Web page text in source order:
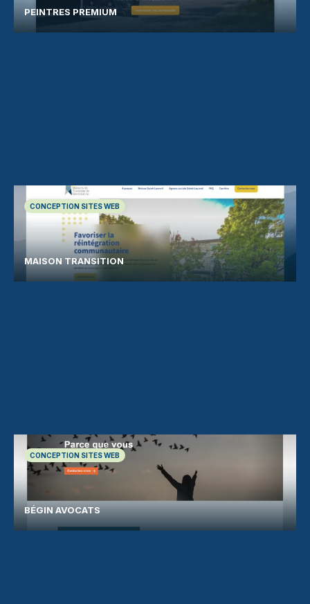
PEINTRES PREMIUM
CONCEPTION SITES WEB
MAISON TRANSITION
CONCEPTION SITES WEB
BÉGIN AVOCATS